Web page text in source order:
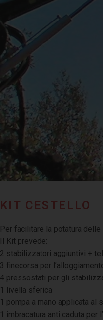
KIT CESTELLO
Per facilitare la potatura
Il Kit prevede:
2 stabilizzatori aggiuntivi +
3 finecorsa per
4 pressostati per gli
1 livella sferica
1 pompa a mano applicata al
1 imbracatura anti caduta per